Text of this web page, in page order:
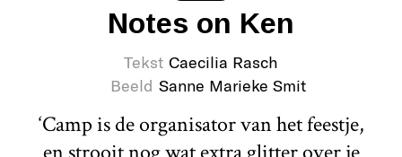
Notes on Ken
Tekst Caecilia Rasch
Beeld Sanne Marieke Smit
‘Camp is de organisator van het feestje,